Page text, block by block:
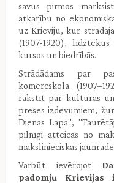
savus pirmos
atkarību no
uz Krieviju, kur
(1907-1920),
kursos un biedrībās.
Strādādams par
komercskolā
rakstīt par kultūras
preses izdevumiem,
Dienas Lapa",
pilnīgi atteicās no
mākslinieciskās
Varbūt ievērojot
padomju Krievijas